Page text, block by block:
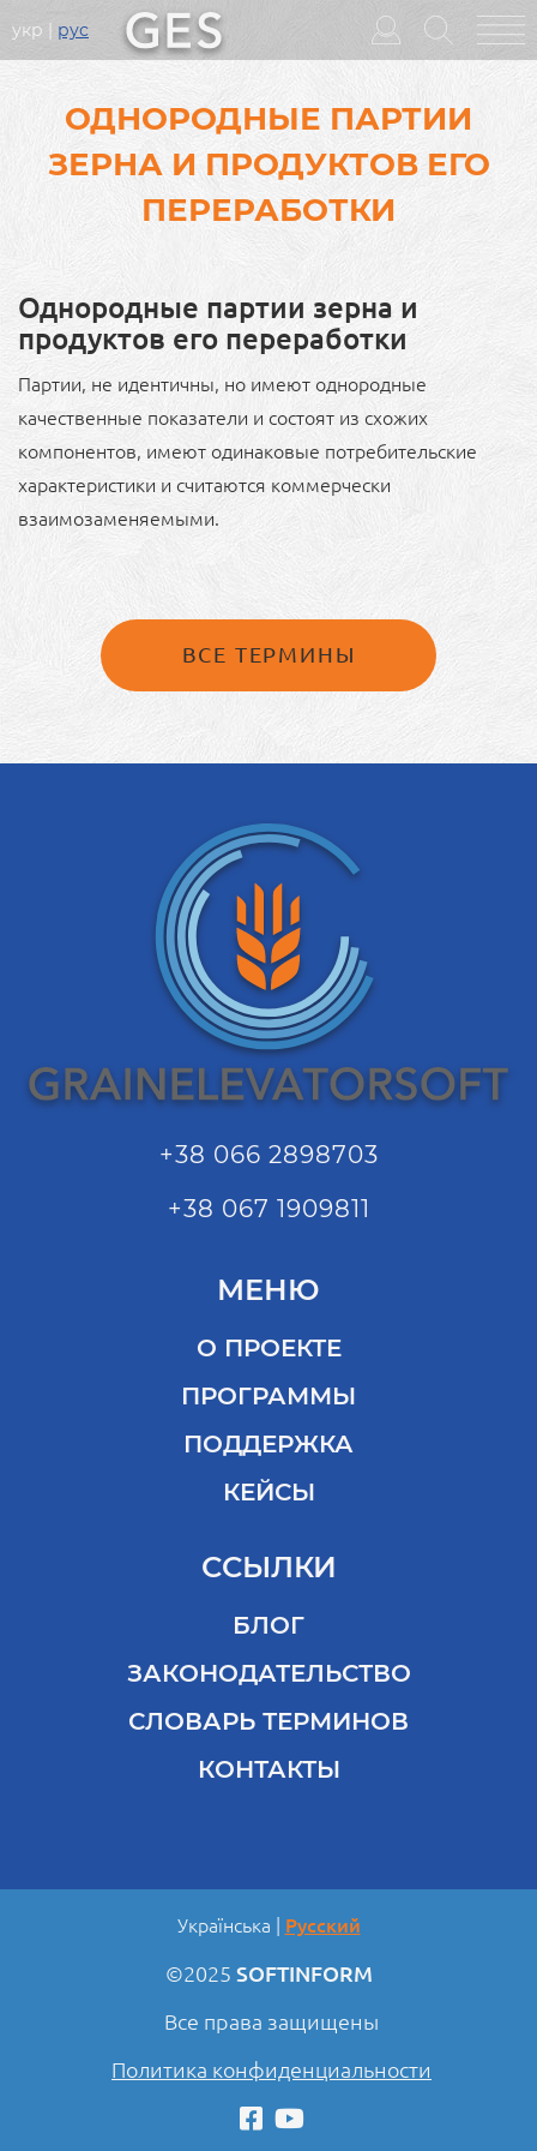
укр рус
Головне
меню
ОДНОРОДНЫЕ ПАРТИИ
ЗЕРНА И ПРОДУКТОВ ЕГО
ПЕРЕРАБОТКИ
Однородные партии зерна и
продуктов его переработки
Партии, не идентичны, но имеют однородные
качественные показатели и состоят из схожих
компонентов, имеют одинаковые потребительские
характеристики и считаются коммерчески
взаимозаменяемыми.
ВСЕ ТЕРМИНЫ
+38 066 2898703
+38 067 1909811
МЕНЮ
О ПРОЕКТЕ
ПРОГРАММЫ
ПОДДЕРЖКА
КЕЙСЫ
ССЫЛКИ
БЛОГ
ЗАКОНОДАТЕЛЬСТВО
СЛОВАРЬ ТЕРМИНОВ
КОНТАКТЫ
Українська Русский
©2025 SOFTINFORM
Все права защищены
Политика конфиденциальности